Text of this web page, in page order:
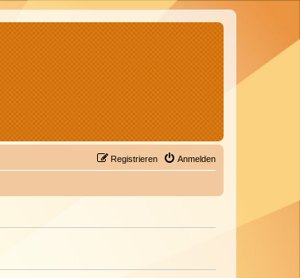
Anmelden
Registrieren